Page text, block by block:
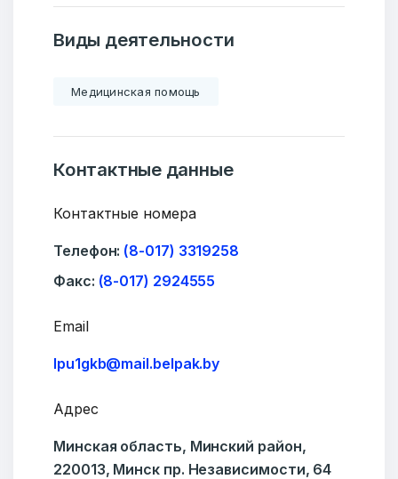
Виды деятельности
Медицинская помощь
Контактные данные
Контактные номера
Телефон: (8-017) 3319258
Факс: (8-017) 2924555
Email
lpu1gkb@mail.belpak.by
Адрес
Минская область, Минский район,
220013, Минск пр. Независимости, 64